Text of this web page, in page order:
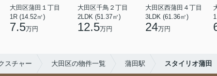
大田区蒲田１丁目
1R (14.52㎡)
7.5万円
大田区千鳥２丁目
2LDK (51.37㎡)
12.5万円
大田区西蒲田４丁目
3LDK (61.36㎡)
24万円
スチャー 大田区の物件一覧 蒲田駅 スタイリオ蒲田